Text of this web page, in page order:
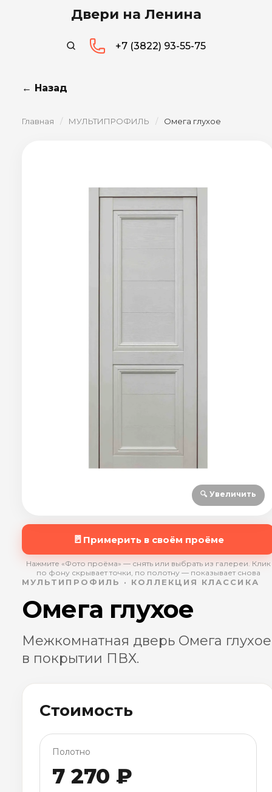
Двери на Ленина
+7 (3822) 93-55-75
← Назад
Главная / МУЛЬТИПРОФИЛЬ / Омега глухое
🔍 Увеличить
🚪 Примерить в своём проёме
Нажмите «Фото проёма» — снять или выбрать из галереи. Клик
по фону скрывает точки, по полотну — показывает снова
МУЛЬТИПРОФИЛЬ · КОЛЛЕКЦИЯ КЛАССИКА
Омега глухое
Межкомнатная дверь Омега глухое
в покрытии ПВХ.
Стоимость
Полотно
7 270 ₽